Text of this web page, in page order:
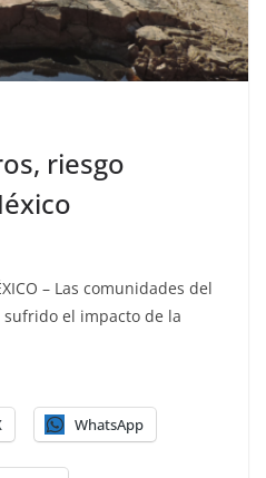
riesgo
– Las comunidades del
el impacto de la
WhatsApp